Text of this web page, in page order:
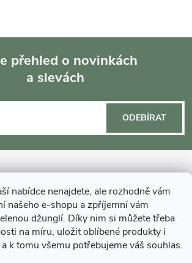
nabídce nenajdete, ale rozhodně vám
našeho e-shopu a zpříjemní vám
džunglí. Díky nim si můžete třeba
na míru, uložit oblíbené produkty i
k tomu všemu potřebujeme váš souhlas.
přehled o novinkách
a slevách
ODEBÍRAT
ZAJÍMAT